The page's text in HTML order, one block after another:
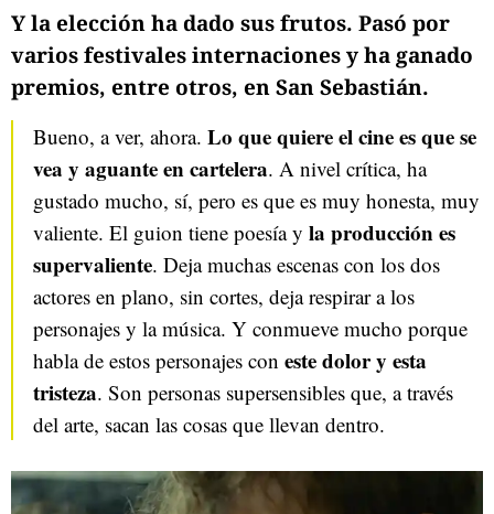
Y la elección ha dado sus frutos. Pasó por
varios festivales internaciones y ha ganado
premios, entre otros, en San Sebastián.
Bueno, a ver, ahora. Lo que quiere el cine es que se
vea y aguante en cartelera. A nivel crítica, ha
gustado mucho, sí, pero es que es muy honesta, muy
valiente. El guion tiene poesía y la producción es
supervaliente. Deja muchas escenas con los dos
actores en plano, sin cortes, deja respirar a los
personajes y la música. Y conmueve mucho porque
habla de estos personajes con este dolor y esta
tristeza. Son personas supersensibles que, a través
del arte, sacan las cosas que llevan dentro.